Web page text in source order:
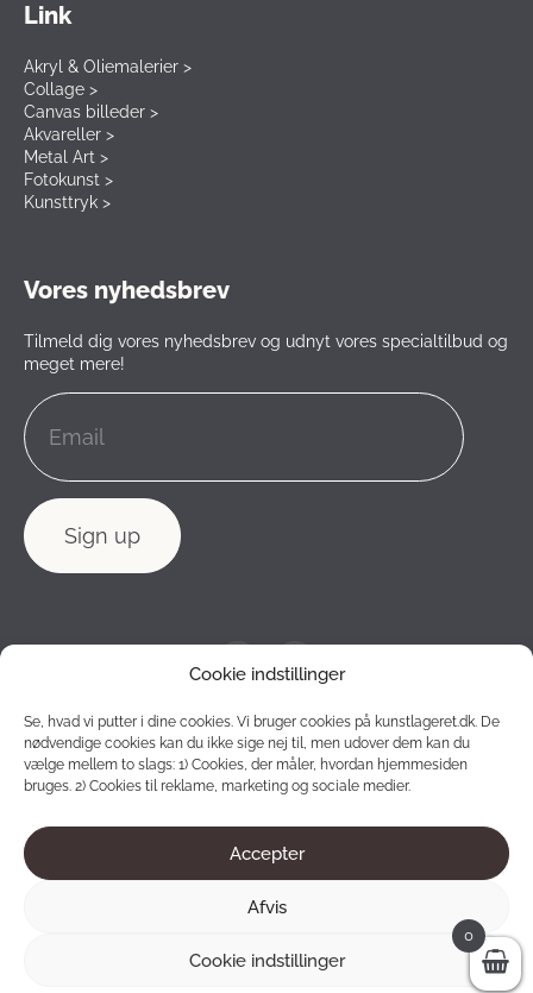
Cookie indstillinger
Se, hvad vi putter i dine cookies. Vi bruger cookies på kunstlageret.dk. De
nødvendige cookies kan du ikke sige nej til, men udover dem kan du
vælge mellem to slags: 1) Cookies, der måler, hvordan hjemmesiden
bruges. 2) Cookies til reklame, marketing og sociale medier.
Accepter
Afvis
Cookie indstillinger
Link
Akryl & Oliemalerier >
Collage >
Canvas billeder >
Akvareller >
Metal Art >
Fotokunst >
Kunsttryk >
Vores nyhedsbrev
Tilmeld dig vores nyhedsbrev og udnyt vores specialtilbud og
meget mere!
2012 - 2026 © Konstlagret. All rights reserved.
0